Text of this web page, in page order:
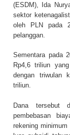
(ESDM), Ida
sektor
oleh PLN pada
pelanggan.
Sementara pada
Rp4,6 triliun
dengan triwulan
triliun.
Dana tersebut
pembebasan
rekening